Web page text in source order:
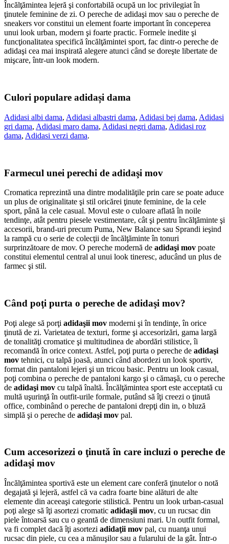
Încălţămintea lejeră şi confortabilă ocupă un loc privilegiat în
ţinutele feminine de zi. O pereche de adidaşi mov sau o pereche de
sneakers vor constitui un element foarte important în conceperea
unui look urban, modern şi foarte practic. Formele inedite şi
funcţionalitatea specifică încălţămintei sport, fac dintr-o pereche de
adidaşi cea mai inspirată alegere atunci când se doreşte libertate de
mişcare, într-un look modern.
Culori populare adidași dama
Adidasi albi dama, Adidasi albastri dama, Adidasi bej dama, Adidasi
gri dama, Adidasi maro dama, Adidasi negri dama, Adidasi roz
dama, Adidasi verzi dama.
Farmecul unei perechi de adidaşi mov
Cromatica reprezintă una dintre modalităţile prin care se poate aduce
un plus de originalitate şi stil oricărei ţinute feminine, de la cele
sport, până la cele casual. Movul este o culoare aflată în noile
tendinţe, atât pentru piesele vestimentare, cât şi pentru încălţăminte şi
accesorii, brand-uri precum Puma, New Balance sau Sprandi ieşind
la rampă cu o serie de colecţii de încălţăminte în tonuri
surprinzătoare de mov. O pereche modernă de adidaşi mov poate
constitui elementul central al unui look tineresc, aducând un plus de
farmec şi stil.
Când poţi purta o pereche de adidaşi mov?
Poţi alege să porţi adidaşii mov moderni şi în tendinţe, în orice
ţinută de zi. Varietatea de texturi, forme şi accesorizări, gama largă
de tonalităţi cromatice şi multitudinea de abordări stilistice, îi
recomandă în orice context. Astfel, poţi purta o pereche de adidaşi
mov tehnici, cu talpă joasă, atunci când abordezi un look sportiv,
format din pantaloni lejeri şi un tricou basic. Pentru un look casual,
poţi combina o pereche de pantaloni kargo şi o cămaşă, cu o pereche
de adidaşi mov cu talpă înaltă. Încălţămintea sport este acceptată cu
multă uşurinţă în outfit-urile formale, putând să îţi creezi o ţinută
office, combinând o pereche de pantaloni drepţi din in, o bluză
simplă şi o pereche de adidaşi mov pal.
Cum accesorizezi o ţinută în care incluzi o pereche de
adidaşi mov
Încălţămintea sportivă este un element care conferă ţinutelor o notă
degajată şi lejeră, astfel că va cadra foarte bine alături de alte
elemente din aceeaşi categorie stilistică. Pentru un look urban-casual
poţi alege să îţi asortezi cromatic adidaşii mov, cu un rucsac din
piele întoarsă sau cu o geantă de dimensiuni mari. Un outfit formal,
va fi complet dacă îţi asortezi adidaţii mov pal, cu nuanţa unui
rucsac din piele, cu cea a mănuşilor sau a fularului de la gât. Într-o